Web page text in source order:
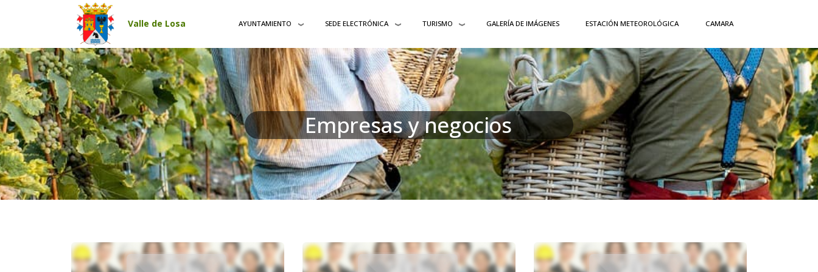
Pasar al contenido principal
Valle de Losa AYUNTAMIENTO SEDE ELECTRÓNICA TURISMO GALERÍA DE IMÁGENES ESTACIÓN METEOROLÓGICA CAMARA
Empresas y negocios